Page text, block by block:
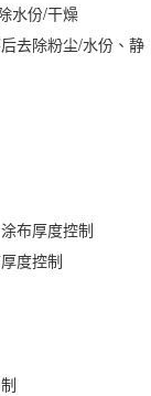
水份/干燥
去除粉尘/水份、静
布厚度控制
度控制